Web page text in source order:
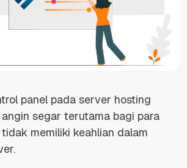
panel pada server hosting
segar terutama bagi para
memiliki keahlian dalam